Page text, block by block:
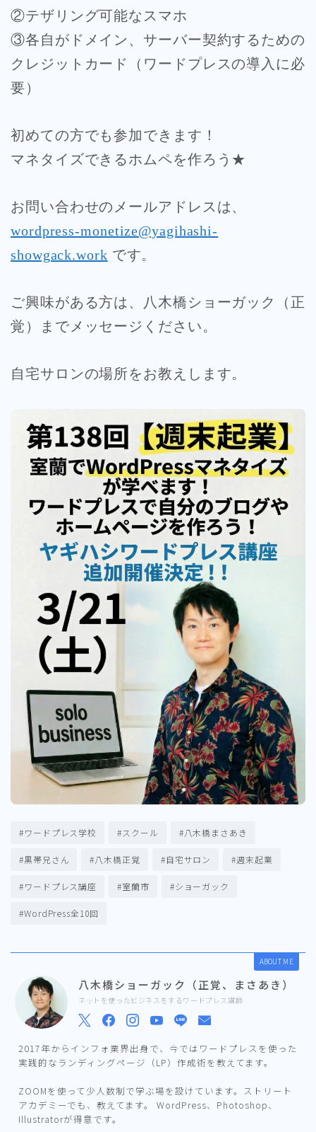
②テザリング可能なスマホ
③各自がドメイン、サーバー契約するための
クレジットカード（ワードプレスの導入に必
要）
初めての方でも参加できます！
マネタイズできるホムペを作ろう★
お問い合わせのメールアドレスは、
wordpress-monetize@yagihashi-
showgack.work です。
ご興味がある方は、八木橋ショーガック（正
覚）までメッセージください。
自宅サロンの場所をお教えします。
#ワードプレス学校 #スクール #八木橋まさあき
#黒帯兄さん #八木橋正覚 #自宅サロン #週末起業
#ワードプレス講座 #室蘭市 #ショーガック
#WordPress全10回
ABOUT ME
八木橋ショーガック（正覚、まさあき）
ネットを使ったビジネスをするワードプレス講師
2017年からインフォ業界出身で、今ではワードプレスを使った
実践的なランディングページ（LP）作成術を教えてます。
ZOOMを使って少人数制で学ぶ場を設けています。ストリート
アカデミーでも、教えてます。 WordPress、Photoshop、
Illustratorが得意です。